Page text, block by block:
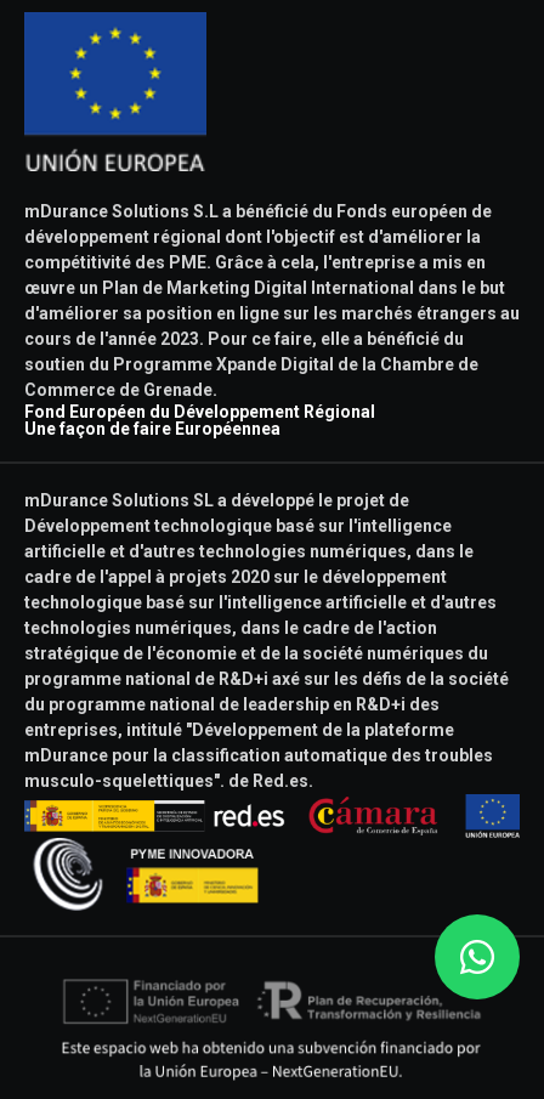
mDurance Solutions S.L a bénéficié du Fonds européen de
développement régional dont l'objectif est d'améliorer la
compétitivité des PME. Grâce à cela, l'entreprise a mis en
œuvre un Plan de Marketing Digital International dans le but
d'améliorer sa position en ligne sur les marchés étrangers au
cours de l'année 2023. Pour ce faire, elle a bénéficié du
soutien du Programme Xpande Digital de la Chambre de
Commerce de Grenade.
Fond Européen du Développement Régional
Une façon de faire Européennea
mDurance Solutions SL a développé le projet de
Développement technologique basé sur l'intelligence
artificielle et d'autres technologies numériques, dans le
cadre de l'appel à projets 2020 sur le développement
technologique basé sur l'intelligence artificielle et d'autres
technologies numériques, dans le cadre de l'action
stratégique de l'économie et de la société numériques du
programme national de R&D+i axé sur les défis de la société
du programme national de leadership en R&D+i des
entreprises, intitulé "Développement de la plateforme
mDurance pour la classification automatique des troubles
musculo-squelettiques". de Red.es.